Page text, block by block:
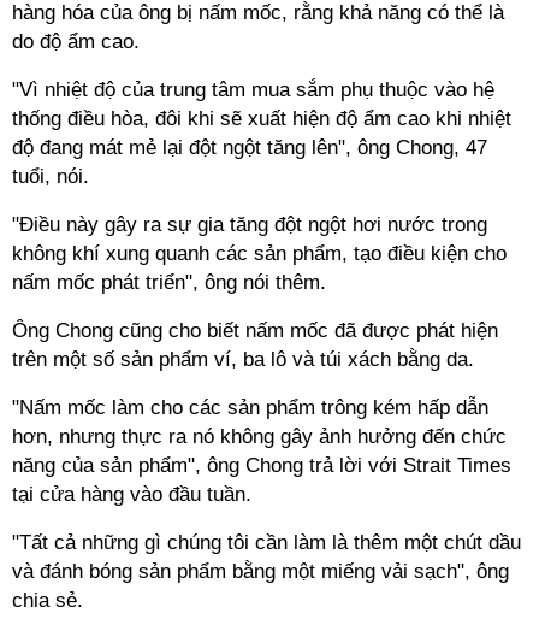
hàng hóa của ông bị nấm mốc, rằng khả năng có thể là
do độ ẩm cao.
"Vì nhiệt độ của trung tâm mua sắm phụ thuộc vào hệ
thống điều hòa, đôi khi sẽ xuất hiện độ ẩm cao khi nhiệt
độ đang mát mẻ lại đột ngột tăng lên", ông Chong, 47
tuổi, nói.
"Điều này gây ra sự gia tăng đột ngột hơi nước trong
không khí xung quanh các sản phẩm, tạo điều kiện cho
nấm mốc phát triển", ông nói thêm.
Ông Chong cũng cho biết nấm mốc đã được phát hiện
trên một số sản phẩm ví, ba lô và túi xách bằng da.
"Nấm mốc làm cho các sản phẩm trông kém hấp dẫn
hơn, nhưng thực ra nó không gây ảnh hưởng đến chức
năng của sản phẩm", ông Chong trả lời với Strait Times
tại cửa hàng vào đầu tuần.
"Tất cả những gì chúng tôi cần làm là thêm một chút dầu
và đánh bóng sản phẩm bằng một miếng vải sạch", ông
chia sẻ.